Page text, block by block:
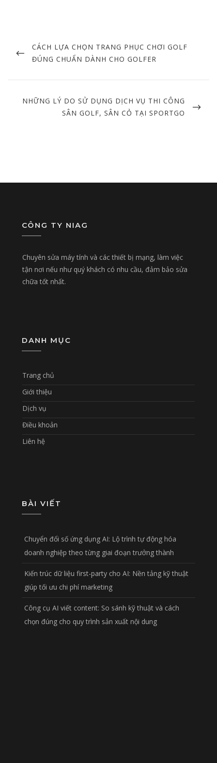
navigation
PREVIOUS
POST
CÁCH LỰA CHỌN TRANG PHỤC CHƠI GOLF
ĐÚNG CHUẨN DÀNH CHO GOLFER
NEXT
NHỮNG LÝ DO SỬ DỤNG DỊCH VỤ THI CÔNG
SÂN GOLF, SÂN CỎ TẠI SPORTGO
CÔNG TY NIAG
Chuyên sửa máy tính và các thiết bị mạng, làm việc
tận nơi nếu như quý khách có nhu cầu, đảm bảo sửa
chữa tốt nhất.
DANH MỤC
Trang chủ
Giới thiệu
Dịch vụ
Điều khoản
Liên hệ
BÀI VIẾT
Chuyển đổi số ứng dụng AI: Lộ trình tự động hóa
doanh nghiệp theo từng giai đoạn trưởng thành
Kiến trúc dữ liệu first-party cho AI: Nền tảng kỹ thuật
giúp tối ưu chi phí marketing
Công cụ AI viết content: So sánh kỹ thuật và cách
chọn đúng cho quy trình sản xuất nội dung